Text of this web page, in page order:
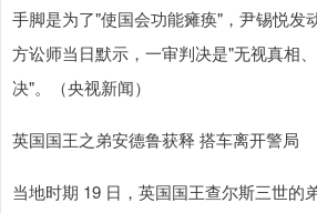
手脚是为了"使国会功能瘫痪"，尹锡悦发
方讼师当日默示，一审判决是"无视真相
决"。（央视新闻）
英国国王之弟安德鲁获释 搭车离开警局
当地时期 19 日，英国国王查尔斯三世的